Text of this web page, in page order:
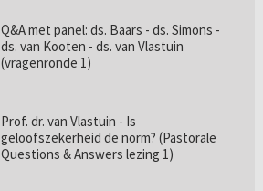
Q&A met panel: ds. Baars - ds. Simons -
ds. van Kooten - ds. van Vlastuin
(vragenronde 1)
Prof. dr. van Vlastuin - Is
geloofszekerheid de norm? (Pastorale
Questions & Answers lezing 1)